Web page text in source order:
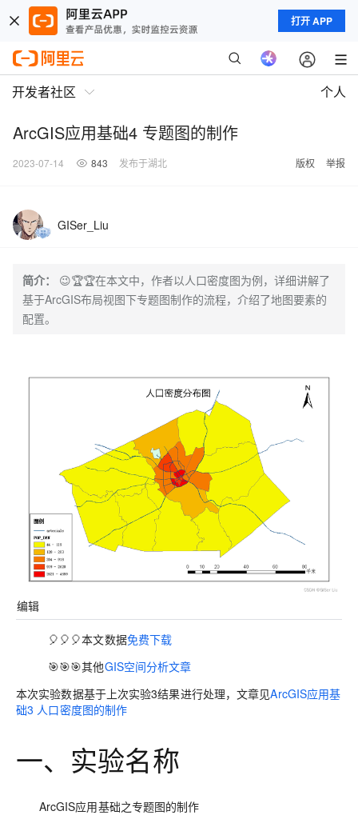
打开 APP
开发者社区 个人
ArcGIS应用基础4 专题图的制作
2023-07-14 843 发布于湖北 版权 举报
GISer_Liu
简介：
😉🏆🏆在本文中，作者以人口密度图为例，详细讲解了
基于ArcGIS布局视图下专题图制作的流程，介绍了地图要素的
配置。
编辑
🎈🎈🎈本文数据免费下载
🎯🎯🎯其他GIS空间分析文章
本次实验数据基于上次实验3结果进行处理，文章见ArcGIS应用基
础3 人口密度图的制作
一、实验名称
ArcGIS应用基础之专题图的制作